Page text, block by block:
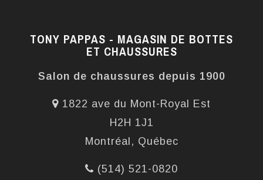
TONY PAPPAS - MAGASIN DE BOTTES
ET CHAUSSURES
Salon de chaussures depuis 1900
1822 ave du Mont-Royal Est
H2H 1J1
Montréal, Québec
(514) 521-0820